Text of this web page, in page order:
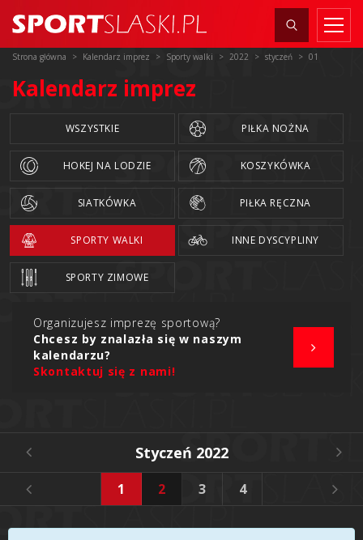
Strona główna Kalendarz imprez Sporty walki 2022 styczeń 01
Kalendarz imprez
WSZYSTKIE PIŁKA NOŻNA
HOKEJ NA LODZIE KOSZYKÓWKA
SIATKÓWKA PIŁKA RĘCZNA
SPORTY WALKI INNE DYSCYPLINY
SPORTY ZIMOWE
Organizujesz imprezę sportową?
Chcesz by znalazła się w naszym
kalendarzu?
Skontaktuj się z nami!
Styczeń 2022
1 2 3 4